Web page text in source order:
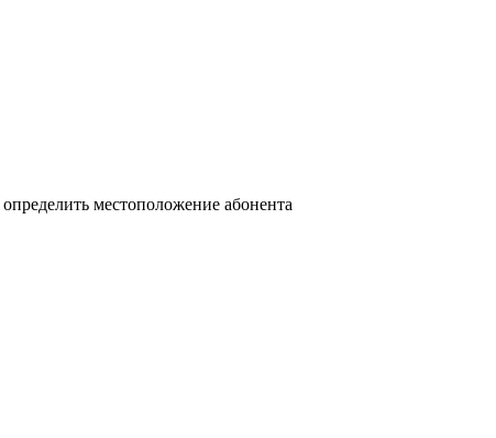
местоположение абонента